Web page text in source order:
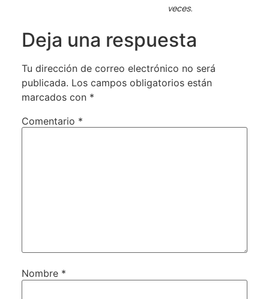
veces.
Deja una respuesta
Tu dirección de correo electrónico no será
publicada. Los campos obligatorios están
marcados con *
Comentario *
Nombre *